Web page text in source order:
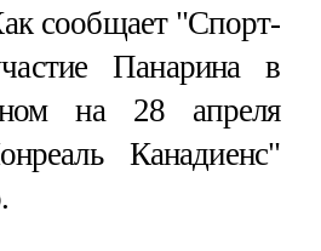
сообщает "Спорт-
Панарина в
на 28 апреля
Канадиенс"